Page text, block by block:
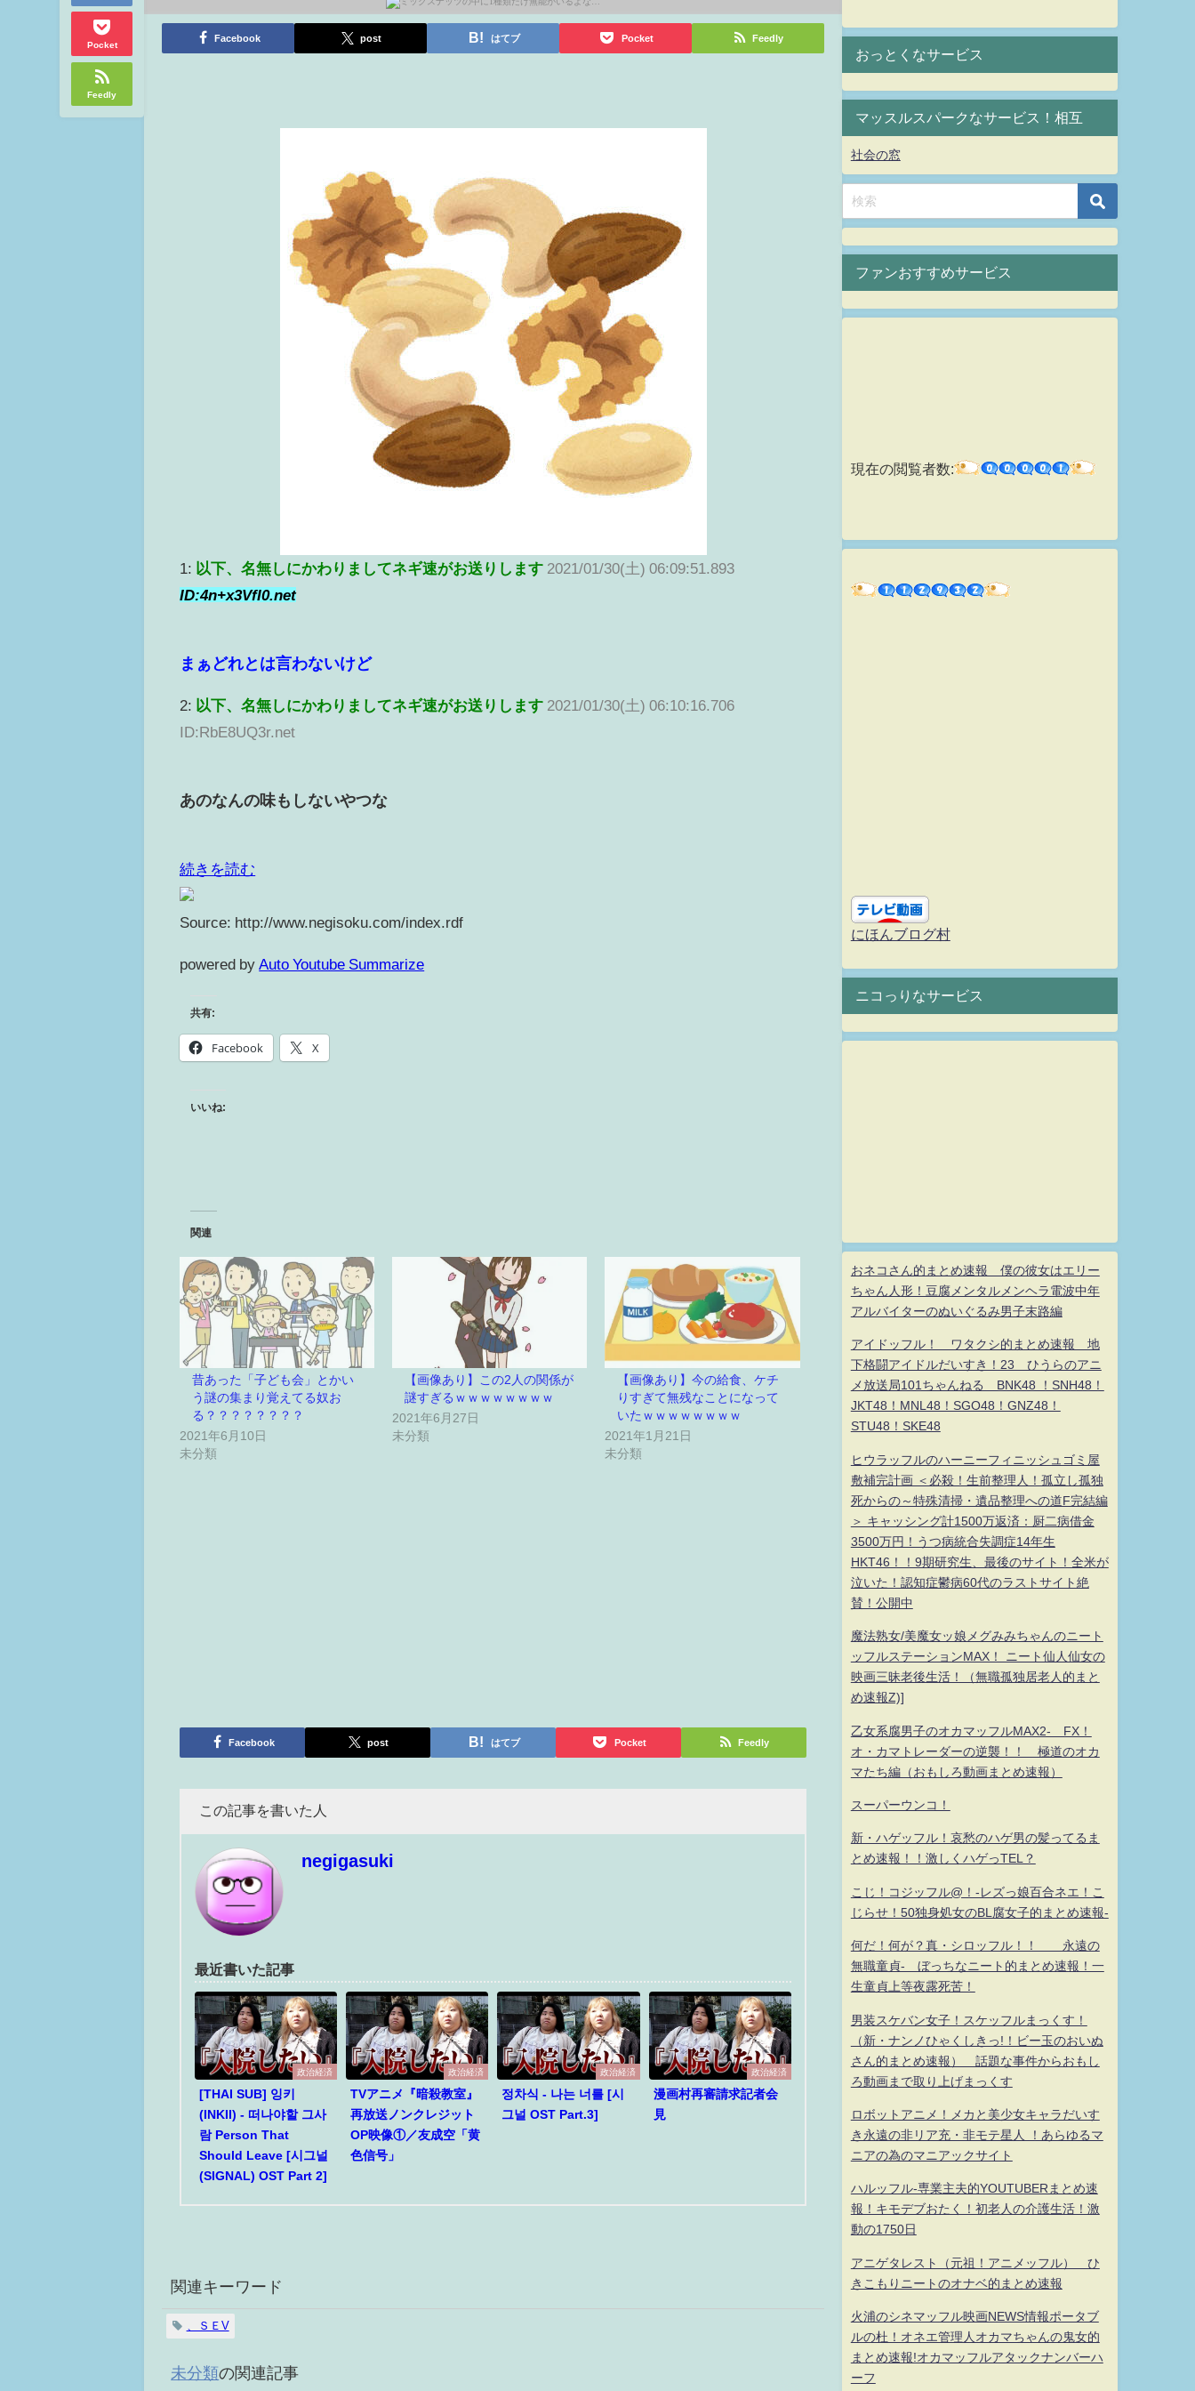
Pocket
Feedly
Facebook post はてブ Pocket Feedly
1: 以下、名無しにかわりましてネギ速がお送りします 2021/01/30(土) 06:09:51.893
ID:4n+x3VfI0.net
まぁどれとは言わないけど
2: 以下、名無しにかわりましてネギ速がお送りします 2021/01/30(土) 06:10:16.706
ID:RbE8UQ3r.net
あのなんの味もしないやつな
続きを読む
Source: http://www.negisoku.com/index.rdf
powered by Auto Youtube Summarize
共有:
Facebook X
いいね:
関連
昔あった「子ども会」とかい
う謎の集まり覚えてる奴お
る？？？？？？？？
2021年6月10日
未分類
【画像あり】この2人の関係が
謎すぎるｗｗｗｗｗｗｗｗ
2021年6月27日
未分類
【画像あり】今の給食、ケチ
りすぎて無残なことになって
いたｗｗｗｗｗｗｗｗ
2021年1月21日
未分類
Facebook post はてブ Pocket Feedly
この記事を書いた人
negigasuki
最近書いた記事
政治経済
[THAI SUB] 잉키
(INKII) - 떠나야할 그사
람 Person That
Should Leave [시그널
(SIGNAL) OST Part 2]
政治経済
TVアニメ『暗殺教室』
再放送ノンクレジット
OP映像①／友成空「黄
色信号」
政治経済
정차식 - 나는 너를 [시
그널 OST Part.3]
政治経済
漫画村再審請求記者会
見
関連キーワード
、ＳＥV
未分類の関連記事
おっとくなサービス
マッスルスパークなサービス！相互
社会の窓
ファンおすすめサービス
現在の閲覧者数:
にほんブログ村
ニコっりなサービス
おネコさん的まとめ速報 僕の彼女はエリー
ちゃん人形！豆腐メンタルメンヘラ電波中年
アルバイターのぬいぐるみ男子末路編
アイドッフル！ ワタクシ的まとめ速報 地
下格闘アイドルだいすき！23 ひうらのアニ
メ放送局101ちゃんねる BNK48 ！SNH48！
JKT48！MNL48！SGO48！GNZ48！
STU48！SKE48
ヒウラッフルのハーニーフィニッシュゴミ屋
敷補完計画 ＜必殺！生前整理人！孤立し孤独
死からの～特殊清掃・遺品整理への道F完結編
＞ キャッシング計1500万返済：厨二病借金
3500万円！うつ病統合失調症14年生
HKT46！！9期研究生、最後のサイト！全米が
泣いた！認知症鬱病60代のラストサイト絶
賛！公開中
魔法熟女/美魔女ッ娘メグみみちゃんのニート
ッフルステーションMAX！ ニート仙人仙女の
映画三昧老後生活！（無職孤独居老人的まと
め速報Z)]
乙女系腐男子のオカマッフルMAX2- FX！
オ・カマトレーダーの逆襲！！ 極道のオカ
マたち編（おもしろ動画まとめ速報）
スーパーウンコ！
新・ハゲッフル！哀愁のハゲ男の髪ってるま
とめ速報！！激しくハゲっTEL？
こじ！コジッフル@！-レズっ娘百合ネエ！こ
じらせ！50独身処女のBL腐女子的まとめ速報-
何だ！何が？真・シロッフル！！ 永遠の
無職童貞- ぼっちなニート的まとめ速報！一
生童貞上等夜露死苦！
男装スケバン女子！スケッフルまっくす！
（新・ナンノひゃくしきっ!！ビー玉のおいぬ
さん的まとめ速報） 話題な事件からおもし
ろ動画まで取り上げまっくす
ロボットアニメ！メカと美少女キャラだいす
き永遠の非リア充・非モテ星人 ！あらゆるマ
ニアの為のマニアックサイト
ハルッフル-専業主夫的YOUTUBERまとめ速
報！キモデブおたく！初老人の介護生活！激
動の1750日
アニゲタレスト（元祖！アニメッフル） ひ
きこもりニートのオナベ的まとめ速報
火浦のシネマッフル映画NEWS情報ポータブ
ルの杜！オネエ管理人オカマちゃんの鬼女的
まとめ速報!オカマッフルアタックナンバーハ
ーフ